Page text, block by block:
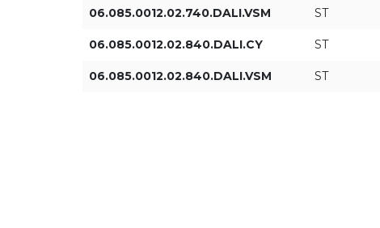
06.085.0012.02.740.DALI.VSM ST
06.085.0012.02.840.DALI.CY ST
06.085.0012.02.840.DALI.VSM ST